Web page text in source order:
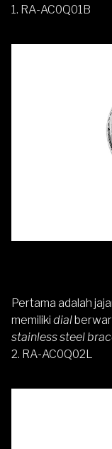
1. RA-AC0Q01B
Pertama adalah
memiliki dial
stainless steel
2. RA-AC0Q02L